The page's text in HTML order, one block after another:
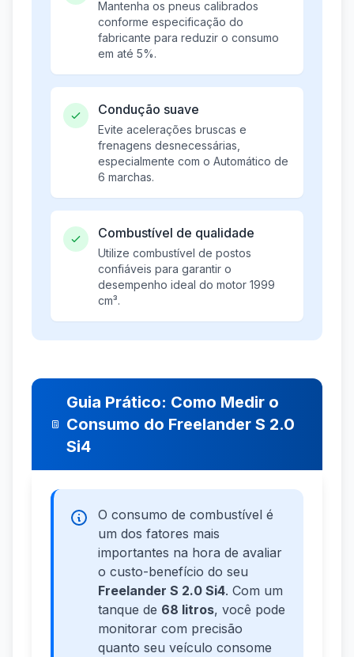
Mantenha os pneus calibrados
conforme especificação do
fabricante para reduzir o consumo
em até 5%.
Condução suave
Evite acelerações bruscas e
frenagens desnecessárias,
especialmente com o Automático de
6 marchas.
Combustível de qualidade
Utilize combustível de postos
confiáveis para garantir o
desempenho ideal do motor 1999
cm³.
Guia Prático: Como Medir o
Consumo do Freelander S 2.0
Si4
O consumo de combustível é
um dos fatores mais
importantes na hora de avaliar
o custo-benefício do seu
Freelander S 2.0 Si4. Com um
tanque de 68 litros, você pode
monitorar com precisão
quanto seu veículo consome